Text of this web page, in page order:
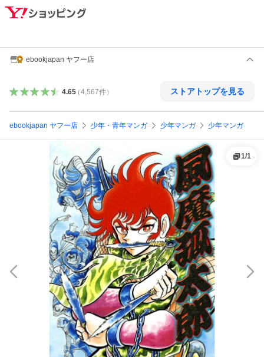
ebookjapan ヤフー店
4.65（4,567件） ストアトップを見る
ebookjapan ヤフー店 少年・青年マンガ 少年マンガ 少年マンガ
1/1